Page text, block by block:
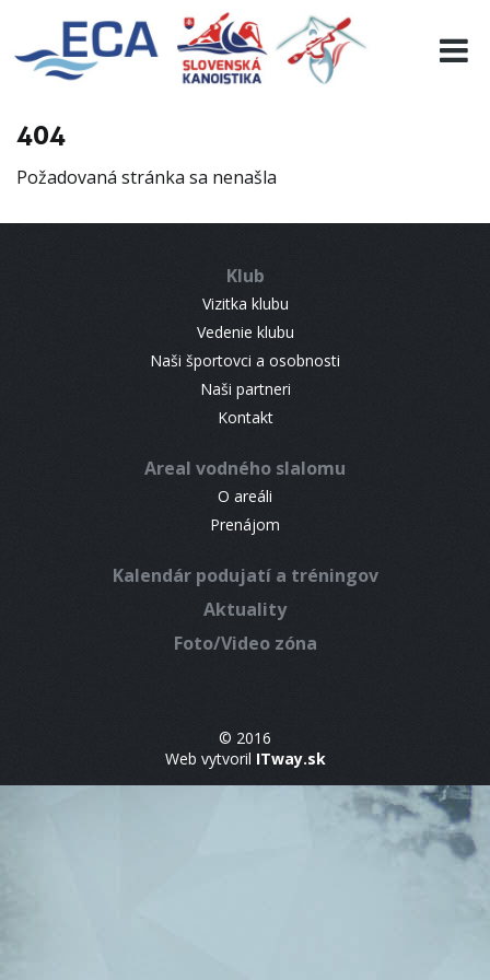
404
Požadovaná stránka sa nenašla
Klub
Vizitka klubu
Vedenie klubu
Naši športovci a osobnosti
Naši partneri
Kontakt
Areal vodného slalomu
O areáli
Prenájom
Kalendár podujatí a tréningov
Aktuality
Foto/Video zóna
© 2016
Web vytvoril ITway.sk
EURO 19
INFO
RESULTS
CONTACT